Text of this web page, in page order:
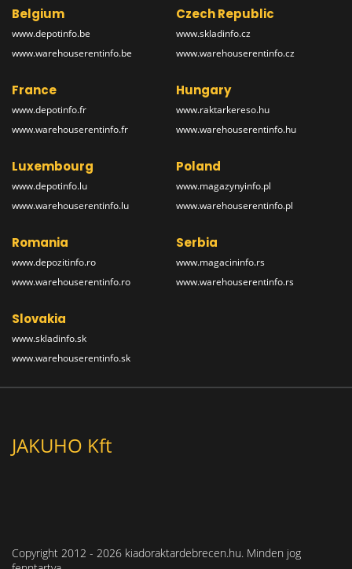
Belgium
www.depotinfo.be
www.warehouserentinfo.be
Czech Republic
www.skladinfo.cz
www.warehouserentinfo.cz
France
www.depotinfo.fr
www.warehouserentinfo.fr
Hungary
www.raktarkereso.hu
www.warehouserentinfo.hu
Luxembourg
www.depotinfo.lu
www.warehouserentinfo.lu
Poland
www.magazynyinfo.pl
www.warehouserentinfo.pl
Romania
www.depozitinfo.ro
www.warehouserentinfo.ro
Serbia
www.magacininfo.rs
www.warehouserentinfo.rs
Slovakia
www.skladinfo.sk
www.warehouserentinfo.sk
JAKUHO Kft
Copyright 2012 - 2026 kiadoraktardebrecen.hu. Minden jog